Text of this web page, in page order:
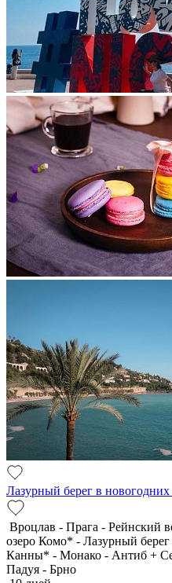
Лазурный берег в новогодних
Вроцлав - Прага - Рейнский
озеро Комо* - Лазурный
Канны* - Монако - Антиб +
Падуя - Брно